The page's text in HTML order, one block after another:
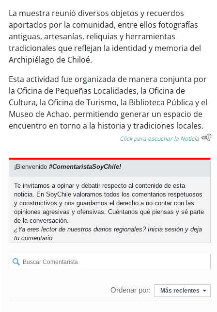
soyvalparaíso
soyquillota
soysanantonio
soy chillán
soy sancarlos
soyconcepción
soy
soyarauco
soytemuco
soyvaldivia
La muestra reunió diversos objetos y recuerdos
aportados por la comunidad, entre ellos fotografías
antiguas, artesanías, reliquias y herramientas
tradicionales que reflejan la identidad y memoria del
Archipiélago de Chiloé.
Esta actividad fue organizada de manera conjunta por
la Oficina de Pequeñas Localidades, la Oficina de
Cultura, la Oficina de Turismo, la Biblioteca Pública y el
Museo de Achao, permitiendo generar un espacio de
encuentro en torno a la historia y tradiciones locales.
Click para escuchar la Noticia
¡Bienvenido#ComentaristaSoyChile!
Te invitamos a opinar y debatir respecto al contenido de esta
noticia. En SoyChile valoramos todos los comentarios respetuosos
y constructivos y nos guardamos el derecho a no contar con las
opiniones agresivas y ofensivas. Cuéntanos qué piensas y sé parte
de la conversación.
¿Ya eres lector de nuestros diarios regionales?Inicia sesión y deja
tu comentario.
Ordenar por: Más recientes